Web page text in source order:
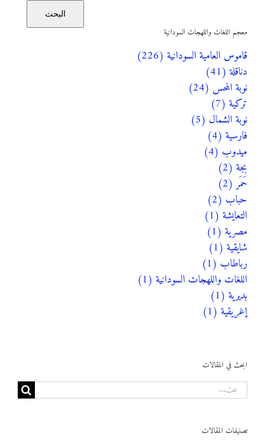
ابحث في المقالات
البحث
عن:
تصنيفات المقالات
البحث
معجم اللغات واللهجات السودانية
قاموس العامية السودانية (226)
دناقلة (41)
نوبة المحس (24)
تركية (7)
نوبة الشمال (5)
فارسية (4)
ميدوب (4)
بجة (2)
حَمَر (2)
حباب (2)
التعايشة (1)
مصرية (1)
شايقية (1)
رباطاب (1)
اللغات واللهجات السودانية (1)
بديرية (1)
إغريقية (1)